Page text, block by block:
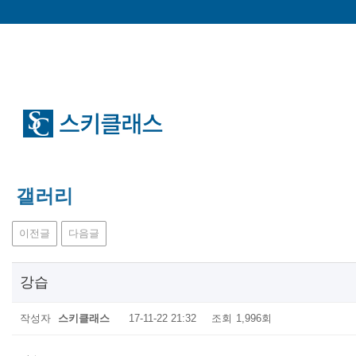
갤러리
이전글 다음글
강습
작성자 스키클래스 17-11-22 21:32 조회 1,996회